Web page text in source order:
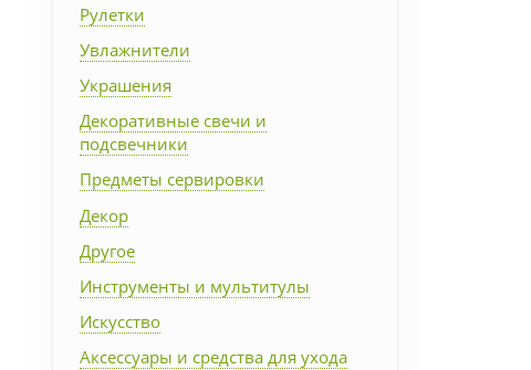
Рулетки
Увлажнители
Украшения
Декоративные свечи и
подсвечники
Предметы сервировки
Декор
Другое
Инструменты и мультитулы
Искусство
Аксессуары и средства для ухода